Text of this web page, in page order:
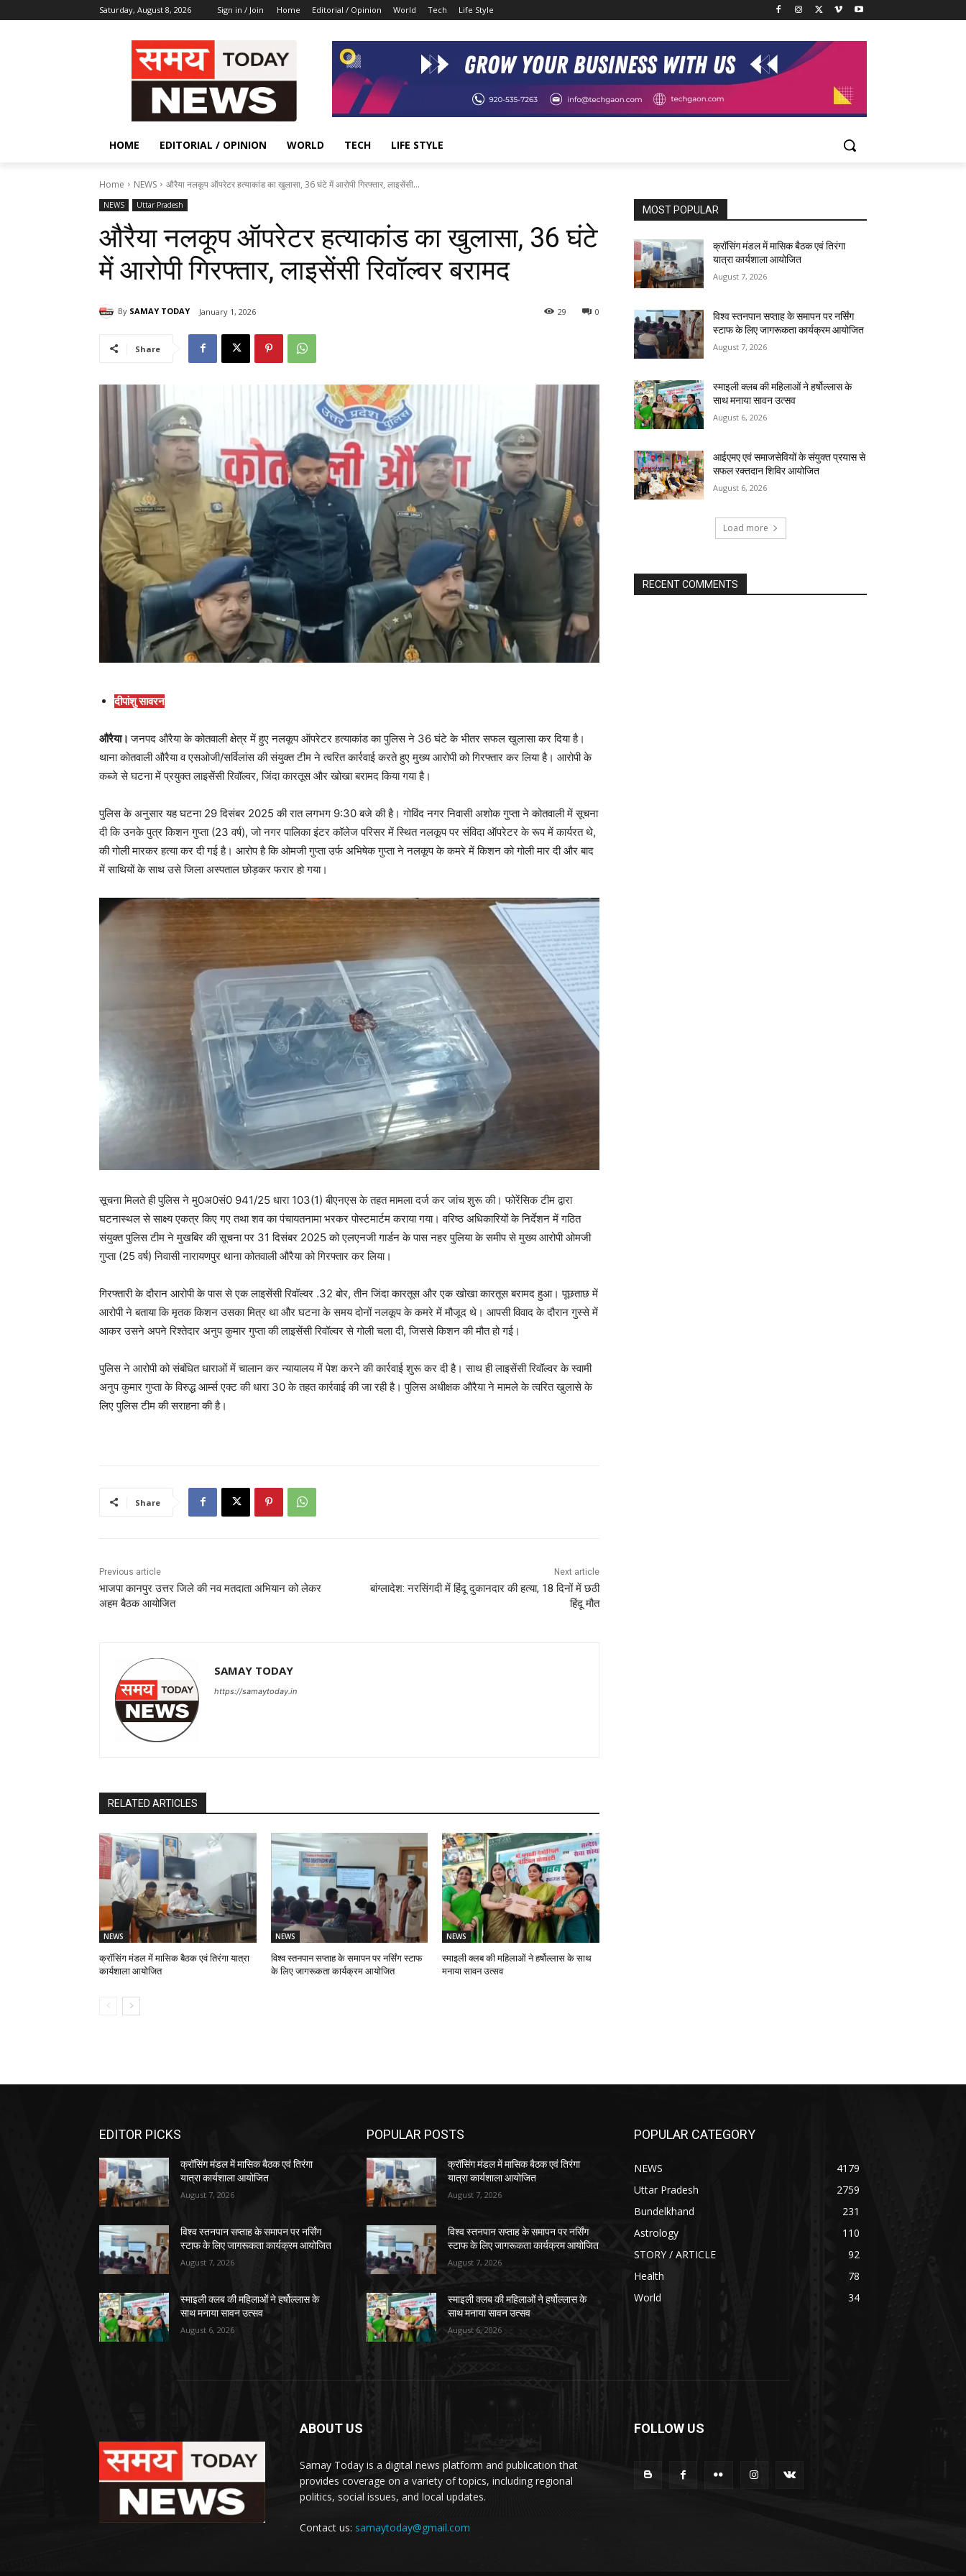
Saturday, August 8, 2026 Sign in / Join Home Editorial / Opinion World Tech Life Style
HOME EDITORIAL / OPINION WORLD TECH LIFE STYLE
Home NEWS औरैया नलकूप ऑपरेटर हत्याकांड का खुलासा, 36 घंटे में आरोपी गिरफ्तार, लाइसेंसी...
NEWS Uttar Pradesh
औरैया नलकूप ऑपरेटर हत्याकांड का खुलासा, 36 घंटे
में आरोपी गिरफ्तार, लाइसेंसी रिवॉल्वर बरामद
By SAMAY TODAY January 1, 2026 0
29
Share
दीपांशु सावरन
औरैया।जनपद औरैया के कोतवाली क्षेत्र में हुए नलकूप ऑपरेटर हत्याकांड का पुलिस ने 36 घंटे के भीतर सफल खुलासा कर दिया है।
थाना कोतवाली औरैया व एसओजी/सर्विलांस की संयुक्त टीम ने त्वरित कार्रवाई करते हुए मुख्य आरोपी को गिरफ्तार कर लिया है। आरोपी के
कब्जे से घटना में प्रयुक्त लाइसेंसी रिवॉल्वर, जिंदा कारतूस और खोखा बरामद किया गया है।
पुलिस के अनुसार यह घटना 29 दिसंबर 2025 की रात लगभग 9:30 बजे की है। गोविंद नगर निवासी अशोक गुप्ता ने कोतवाली में सूचना
दी कि उनके पुत्र किशन गुप्ता (23 वर्ष), जो नगर पालिका इंटर कॉलेज परिसर में स्थित नलकूप पर संविदा ऑपरेटर के रूप में कार्यरत थे,
की गोली मारकर हत्या कर दी गई है। आरोप है कि ओमजी गुप्ता उर्फ अभिषेक गुप्ता ने नलकूप के कमरे में किशन को गोली मार दी और बाद
में साथियों के साथ उसे जिला अस्पताल छोड़कर फरार हो गया।
सूचना मिलते ही पुलिस ने मु0अ0सं0 941/25 धारा 103(1) बीएनएस के तहत मामला दर्ज कर जांच शुरू की। फोरेंसिक टीम द्वारा
घटनास्थल से साक्ष्य एकत्र किए गए तथा शव का पंचायतनामा भरकर पोस्टमार्टम कराया गया। वरिष्ठ अधिकारियों के निर्देशन में गठित
संयुक्त पुलिस टीम ने मुखबिर की सूचना पर 31 दिसंबर 2025 को एलएनजी गार्डन के पास नहर पुलिया के समीप से मुख्य आरोपी ओमजी
गुप्ता (25 वर्ष) निवासी नारायणपुर थाना कोतवाली औरैया को गिरफ्तार कर लिया।
गिरफ्तारी के दौरान आरोपी के पास से एक लाइसेंसी रिवॉल्वर .32 बोर, तीन जिंदा कारतूस और एक खोखा कारतूस बरामद हुआ। पूछताछ में
आरोपी ने बताया कि मृतक किशन उसका मित्र था और घटना के समय दोनों नलकूप के कमरे में मौजूद थे। आपसी विवाद के दौरान गुस्से में
आकर उसने अपने रिश्तेदार अनुप कुमार गुप्ता की लाइसेंसी रिवॉल्वर से गोली चला दी, जिससे किशन की मौत हो गई।
पुलिस ने आरोपी को संबंधित धाराओं में चालान कर न्यायालय में पेश करने की कार्रवाई शुरू कर दी है। साथ ही लाइसेंसी रिवॉल्वर के स्वामी
अनुप कुमार गुप्ता के विरुद्ध आर्म्स एक्ट की धारा 30 के तहत कार्रवाई की जा रही है। पुलिस अधीक्षक औरैया ने मामले के त्वरित खुलासे के
लिए पुलिस टीम की सराहना की है।
Share
Previous article
भाजपा कानपुर उत्तर जिले की नव मतदाता अभियान को लेकर
अहम बैठक आयोजित
Next article
बांग्लादेश: नरसिंगदी में हिंदू दुकानदार की हत्या, 18 दिनों में छठी
हिंदू मौत
SAMAY TODAY
https://samaytoday.in
RELATED ARTICLES
NEWS
क्रॉसिंग मंडल में मासिक बैठक एवं तिरंगा यात्रा
कार्यशाला आयोजित
NEWS
विश्व स्तनपान सप्ताह के समापन पर नर्सिंग स्टाफ
के लिए जागरूकता कार्यक्रम आयोजित
NEWS
स्माइली क्लब की महिलाओं ने हर्षोल्लास के साथ
मनाया सावन उत्सव
MOST POPULAR
क्रॉसिंग मंडल में मासिक बैठक एवं तिरंगा
यात्रा कार्यशाला आयोजित
August 7, 2026
विश्व स्तनपान सप्ताह के समापन पर नर्सिंग
स्टाफ के लिए जागरूकता कार्यक्रम आयोजित
August 7, 2026
स्माइली क्लब की महिलाओं ने हर्षोल्लास के
साथ मनाया सावन उत्सव
August 6, 2026
आईएमए एवं समाजसेवियों के संयुक्त प्रयास से
सफल रक्तदान शिविर आयोजित
August 6, 2026
Load more
RECENT COMMENTS
EDITOR PICKS
क्रॉसिंग मंडल में मासिक बैठक एवं तिरंगा
यात्रा कार्यशाला आयोजित
August 7, 2026
विश्व स्तनपान सप्ताह के समापन पर नर्सिंग
स्टाफ के लिए जागरूकता कार्यक्रम आयोजित
August 7, 2026
स्माइली क्लब की महिलाओं ने हर्षोल्लास के
साथ मनाया सावन उत्सव
August 6, 2026
POPULAR POSTS
क्रॉसिंग मंडल में मासिक बैठक एवं तिरंगा
यात्रा कार्यशाला आयोजित
August 7, 2026
विश्व स्तनपान सप्ताह के समापन पर नर्सिंग
स्टाफ के लिए जागरूकता कार्यक्रम आयोजित
August 7, 2026
स्माइली क्लब की महिलाओं ने हर्षोल्लास के
साथ मनाया सावन उत्सव
August 6, 2026
POPULAR CATEGORY
NEWS
4179
Uttar Pradesh
2759
Bundelkhand
231
Astrology
110
STORY / ARTICLE
92
Health
78
World
34
ABOUT US
Samay Today is a digital news platform and publication that
provides coverage on a variety of topics, including regional
politics, social issues, and local updates.
Contact us: samaytoday@gmail.com
FOLLOW US